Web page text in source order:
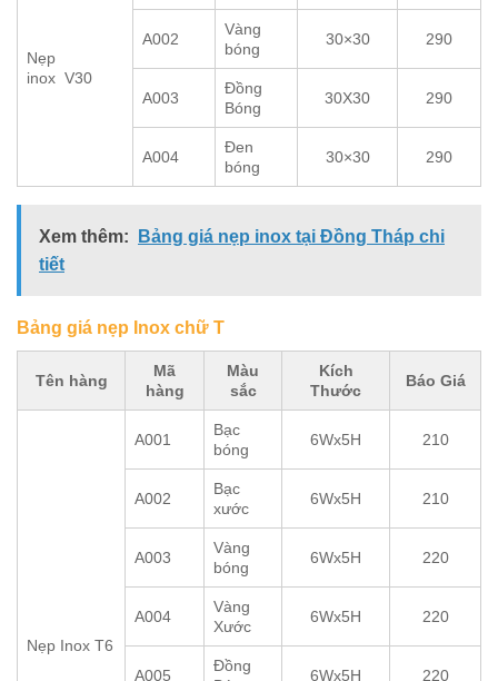
Nẹp
inox V30
A002
Vàng
bóng
30×30 290
A003
Đồng
Bóng
30X30 290
A004
Đen
bóng
30×30 290
Xem thêm:
Bảng giá nẹp inox tại Đồng Tháp chi
tiết
Bảng giá nẹp Inox chữ T
Tên hàng
Mã
hàng
Màu
sắc
Kích
Thước
Báo Giá
Nẹp Inox T6
A001
Bạc
bóng
6Wx5H 210
A002
Bạc
xước
6Wx5H 210
A003
Vàng
bóng
6Wx5H 220
A004
Vàng
Xước
6Wx5H 220
A005
Đồng
6Wx5H 220